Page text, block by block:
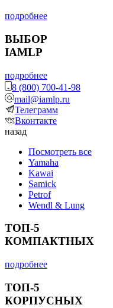
подробнее
ВЫБОР
IAMLP
подробнее
8 (800) 700-41-98
mail@iamlp.ru
Телеграмм
Вконтакте
назад
Посмотреть все
Yamaha
Kawai
Samick
Petrof
Wendl & Lung
ТОП-5
КОМПАКТНЫХ
подробнее
ТОП-5
КОРПУСНЫХ